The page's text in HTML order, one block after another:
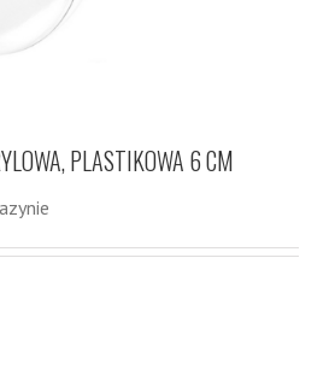
PLASTIKOWA 6 CM